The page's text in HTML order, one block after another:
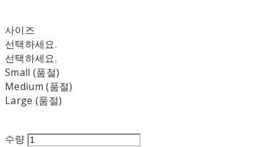
사이즈
선택하세요.
선택하세요.
Small (품절)
Medium (품절)
Large (품절)
수량